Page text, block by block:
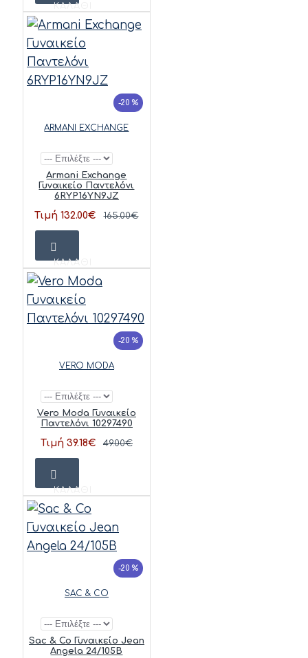
ΚΑΛΆΘΙ
-20 %
ARMANI EXCHANGE
Armani Exchange
Γυναικείο Παντελόνι
6RYP16YN9JZ
Τιμή 132.00€ 165.00€
ΚΑΛΆΘΙ
-20 %
VERO MODA
Vero Moda Γυναικείο
Παντελόνι 10297490
Τιμή 39.18€ 49.00€
ΚΑΛΆΘΙ
-20 %
SAC & CO
Sac & Co Γυναικείο Jean
Angela 24/105B